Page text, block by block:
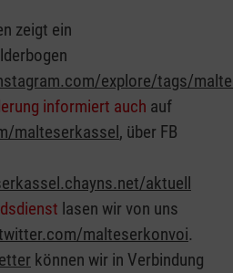
zeigt ein
explore/tags/
informiert auch auf
malteserkassel, über FB
aktuell
lasen wir von uns
malteserkonvoi.
können wir in Verbindung